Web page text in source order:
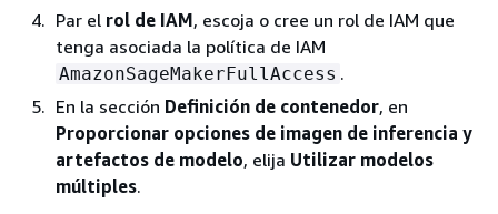
Par el rol de IAM, escoja o cree un rol de IAM que
tenga asociada la política de IAM
AmazonSageMakerFullAccess .
En la sección Definición de contenedor, en
Proporcionar opciones de imagen de inferencia y
artefactos de modelo, elija Utilizar modelos
múltiples.